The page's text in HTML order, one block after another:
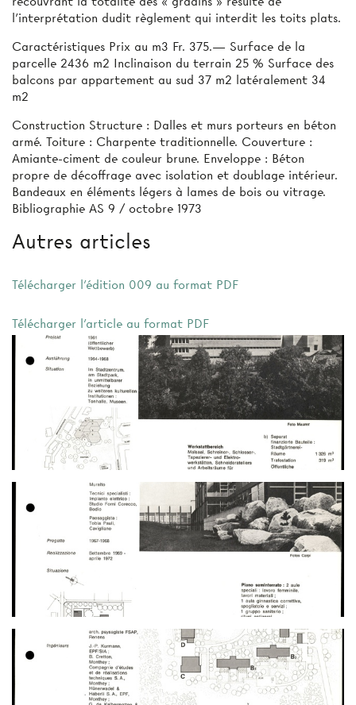
l’interprétation dudit règlement qui interdit les toits plats.
Caractéristiques Prix au m3 Fr. 375.— Surface de la
parcelle 2436 m2 Inclinaison du terrain 25 % Surface des
balcons par appartement au sud 37 m2 latéralement 34
m2
Construction Structure : Dalles et murs porteurs en béton
armé. Toiture : Charpente traditionnelle. Couverture :
Amiante-ciment de couleur brune. Enveloppe : Béton
propre de décoffrage avec isolation et doublage intérieur.
Bandeaux en éléments légers à lames de bois ou vitrage.
Bibliographie AS 9 / octobre 1973
Autres articles
Télécharger l'édition 009 au format PDF
Télécharger l'article au format PDF